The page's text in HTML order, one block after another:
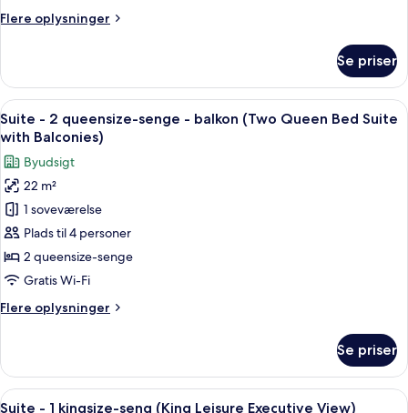
Queen
View)
Flere oplysninger
Flere
-
queensize-
senge
Queen
Beds
Executive
View)
Se priser
Indlæs
alle
billeder
af
Suite
-
2
queensize-
senge
balkon
Bed
Suite
Et hotelværelse med to senge, et
1
Suite - 2 queensize-senge - balkon (Two Queen Bed Suite
with Balconies)
Byudsigt
22 m²
1 soveværelse
Plads til 4 personer
2 queensize-senge
Gratis Wi-Fi
Flere oplysninger
Flere
-
queensize-
Se priser
Indlæs
Et hotelværelse med en stor seng,
2
Suite - 1 kingsize-seng (King Leisure Executive View)